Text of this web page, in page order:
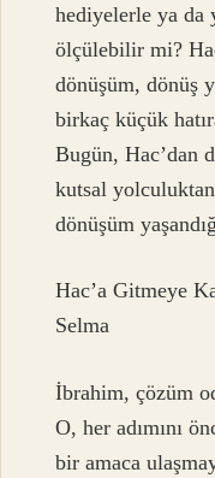
hediyelerle ya da
ölçülebilir mi?
dönüşüm, dönüş
birkaç küçük
Bugün, Hac’dan
kutsal yolculuktan
dönüşüm
Hac’a Gitmeye
Selma
İbrahim, çözüm
O, her adımını
bir amaca